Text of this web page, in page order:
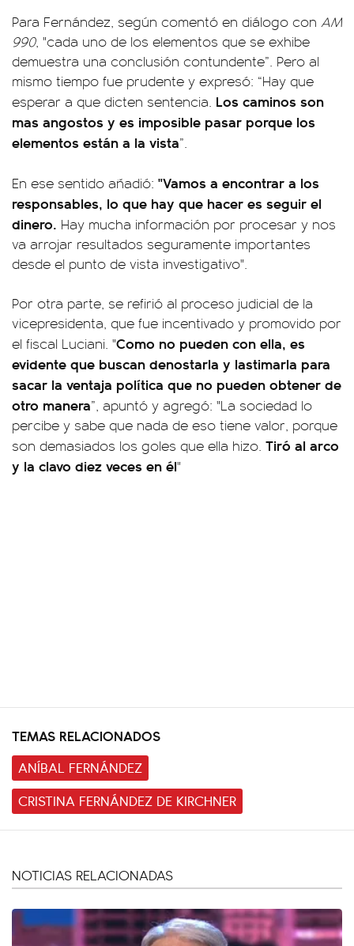
Para Fernández, según comentó en diálogo con AM
990, "cada uno de los elementos que se exhibe
demuestra una conclusión contundente”. Pero al
mismo tiempo fue prudente y expresó: “Hay que
esperar a que dicten sentencia. Los caminos son
mas angostos y es imposible pasar porque los
elementos están a la vista”.
En ese sentido añadió: "Vamos a encontrar a los
responsables, lo que hay que hacer es seguir el
dinero. Hay mucha información por procesar y nos
va arrojar resultados seguramente importantes
desde el punto de vista investigativo".
Por otra parte, se refirió al proceso judicial de la
vicepresidenta, que fue incentivado y promovido por
el fiscal Luciani. "Como no pueden con ella, es
evidente que buscan denostarla y lastimarla para
sacar la ventaja política que no pueden obtener de
otro manera”, apuntó y agregó: "La sociedad lo
percibe y sabe que nada de eso tiene valor, porque
son demasiados los goles que ella hizo. Tiró al arco
y la clavo diez veces en él"
TEMAS RELACIONADOS
ANÍBAL FERNÁNDEZ
CRISTINA FERNÁNDEZ DE KIRCHNER
NOTICIAS RELACIONADAS